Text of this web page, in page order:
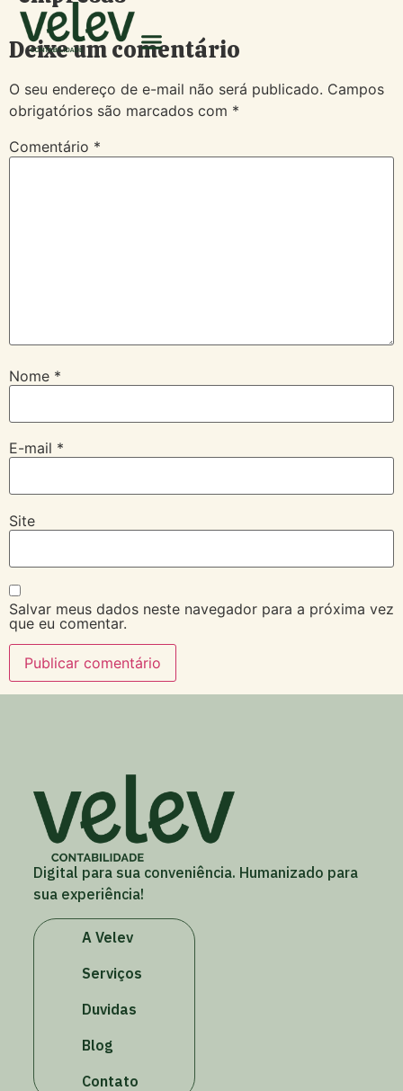
Deixe um comentário
O seu endereço de e-mail não será publicado. Campos
obrigatórios são marcados com *
Comentário *
Nome *
E-mail *
Site
Salvar meus dados neste navegador para a próxima vez
que eu comentar.
Digital para sua conveniência. Humanizado para
sua experiência!
A Velev
Serviços
Duvidas
Blog
Contato